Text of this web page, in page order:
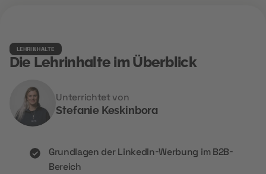
LEHRINHALTE
Die Lehrinhalte im Überblick
Unterrichtet von
Stefanie Keskinbora
Grundlagen der LinkedIn-Werbung im B2B-
Bereich